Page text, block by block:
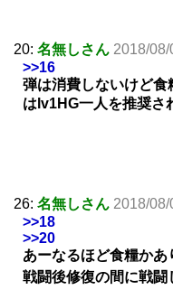
20: 名無しさん 2018/
>>16
弾は消費しないけど
はlv1HG一人を推奨さ
26: 名無しさん 2018/
>>18
>>20
あーなるほど食糧かあ
戦闘後修復の間に戦